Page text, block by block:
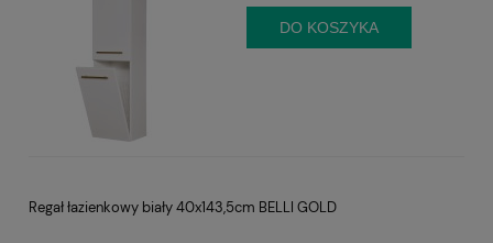
DO KOSZYKA
Regał łazienkowy biały 40x143,5cm BELLI GOLD